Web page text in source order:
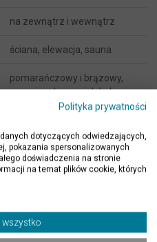
na zewnątrz i wewnątrz
ściana, elewacja, sauna
pomarańczowy i brązowy,
szary i srebrny, wielokolorowy
i wyremontujesz
Polityka prywatności
dotyczących odwiedzających,
pokazania spersonalizowanych
doświadczenia na stronie
na temat plików cookie, których
wszystko